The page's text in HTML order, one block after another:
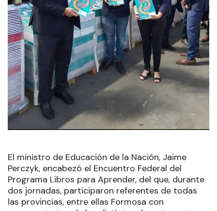
El ministro de Educación de la Nación, Jaime
Perczyk, encabezó el Encuentro Federal del
Programa Libros para Aprender, del que, durante
dos jornadas, participaron referentes de todas
las provincias, entre ellas Formosa con